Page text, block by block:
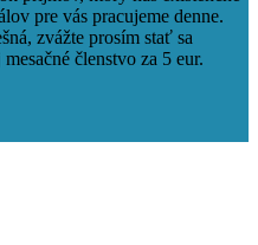
pre vás pracujeme denne.
zvážte prosím stať sa
členstvo za 5 eur.